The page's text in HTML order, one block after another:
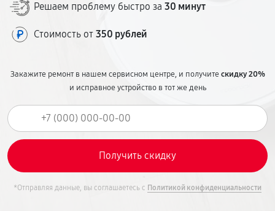
Решаем проблему быстро за 30 минут
Стоимость от 350 рублей
Закажите ремонт в нашем сервисном центре, и получитескидку 20%
и исправное устройство в тот же день
*Отправляя данные, вы соглашаетесь с Политикой конфиденциальности